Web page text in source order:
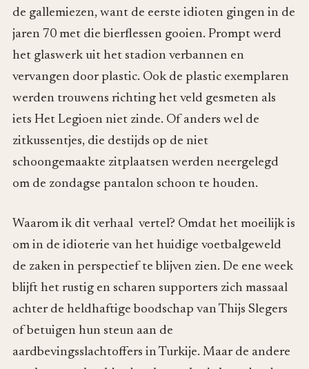
de gallemiezen, want de eerste idioten gingen in de
jaren 70 met die bierflessen gooien. Prompt werd
het glaswerk uit het stadion verbannen en
vervangen door plastic. Ook de plastic exemplaren
werden trouwens richting het veld gesmeten als
iets Het Legioen niet zinde. Of anders wel de
zitkussentjes, die destijds op de niet
schoongemaakte zitplaatsen werden neergelegd
om de zondagse pantalon schoon te houden.
Waarom ik dit verhaal vertel? Omdat het moeilijk is
om in de idioterie van het huidige voetbalgeweld
de zaken in perspectief te blijven zien. De ene week
blijft het rustig en scharen supporters zich massaal
achter de heldhaftige boodschap van Thijs Slegers
of betuigen hun steun aan de
aardbevingsslachtoffers in Turkije. Maar de andere